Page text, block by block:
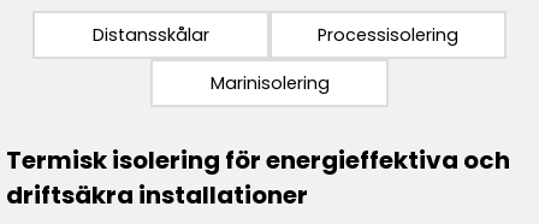
Distansskålar
Processisolering
Marinisolering
Termisk isolering för energieffektiva och
driftsäkra installationer